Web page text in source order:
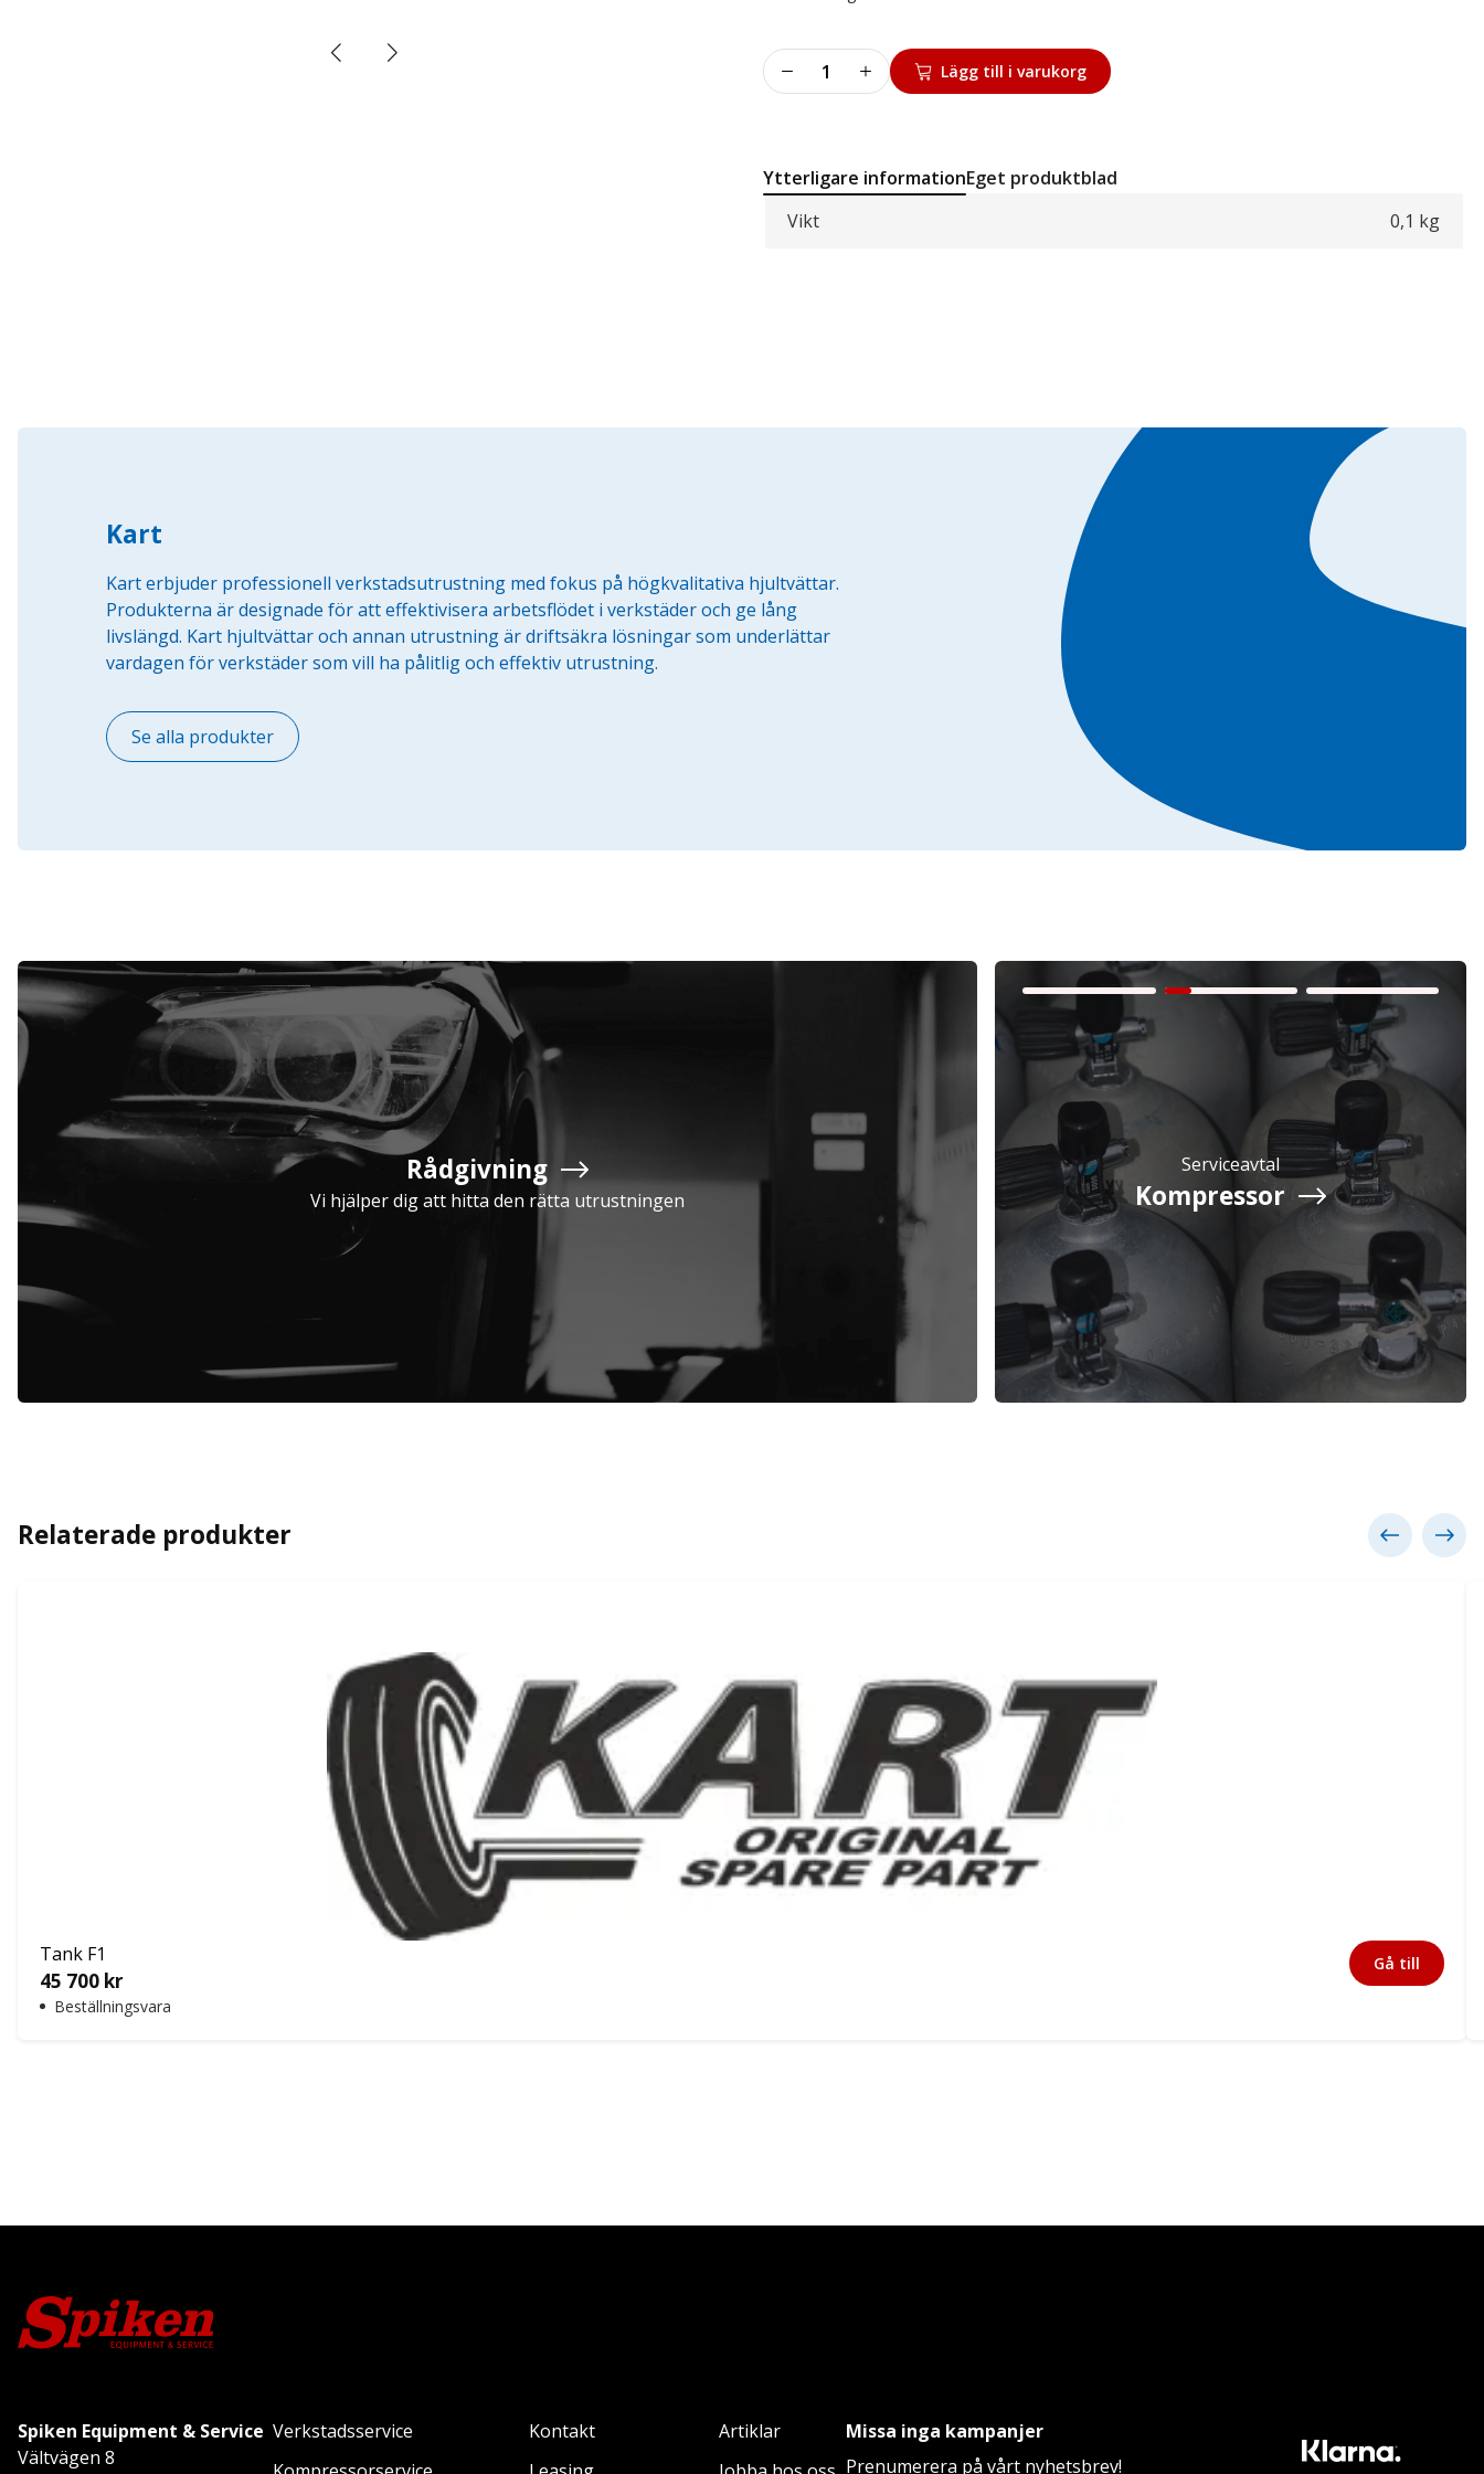
Exkl. moms
Privatperson Inkl. moms
Slip
washer
Lägg till i varukorg
Ytterligare informationEget produktblad
Vikt
0,1 kg
Kart
Kart erbjuder professionell verkstadsutrustning med fokus på högkvalitativa hjultvättar.
Produkterna är designade för att effektivisera arbetsflödet i verkstäder och ge lång
livslängd. Kart hjultvättar och annan utrustning är driftsäkra lösningar som underlättar
vardagen för verkstäder som vill ha pålitlig och effektiv utrustning.
Se alla produkter
Rådgivning
Vi hjälper dig att hitta den rätta utrustningen
Serviceavtal
Hjulinställare Verkstad
Serviceavtal
Kompressor
Relaterade produkter
Tank F1
45 700 kr
Beställningsvara
Gå till
Spiken Equipment & Service
Vältvägen 8
Verkstadsservice
Kontakt
Artiklar
Missa inga kampanjer
Prenumerera på vårt nyhetsbrev!